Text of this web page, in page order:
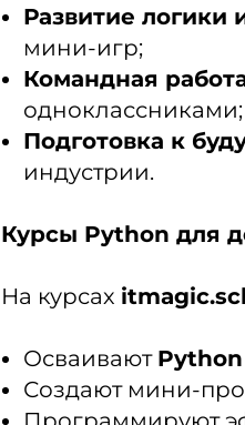
Развитие логики
мини-игр;
Командная
одноклассниками;
Подготовка к
индустрии.
Курсы Python для
На курсах
Осваивают
Создают мини-